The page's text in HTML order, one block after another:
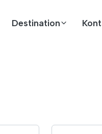
Destination